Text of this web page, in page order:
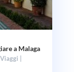
a Malaga
Viaggi